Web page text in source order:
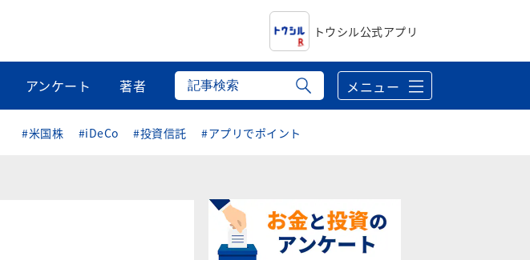
トウシル公式アプリ
アンケート 著者 メニュー
#米国株 #iDeCo #投資信託 #アプリでポイント